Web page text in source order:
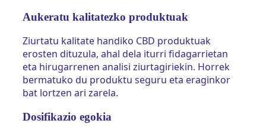
Aukeratu kalitatezko produktuak
Ziurtatu kalitate handiko CBD produktuak
erosten dituzula, ahal dela iturri fidagarrietan
eta hirugarrenen analisi ziurtagiriekin. Horrek
bermatuko du produktu seguru eta eraginkor
bat lortzen ari zarela.
Dosifikazio egokia